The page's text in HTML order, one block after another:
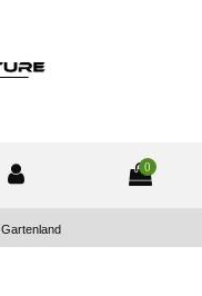
0
Gartenland